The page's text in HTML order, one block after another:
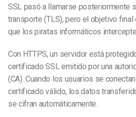
SSL pasó a llamarse posteriormente
transporte (TLS), pero el objetivo
que los piratas informáticos
Con HTTPS, un servidor está
certificado SSL emitido por una
(CA). Cuando los usuarios se
certificado válido, los datos
se cifran automáticamente.